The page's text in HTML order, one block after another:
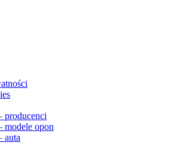
producenci
modele opon
auta